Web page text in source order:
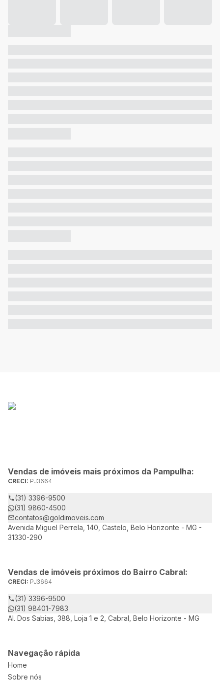
Vendas de imóveis mais próximos da Pampulha:
CRECI: PJ3664
(31) 3396-9500
(31) 9860-4500
contatos@goldimoveis.com
Avenida Miguel Perrela, 140, Castelo, Belo Horizonte - MG -
31330-290
Vendas de imóveis próximos do Bairro Cabral:
CRECI: PJ3664
(31) 3396-9500
(31) 98401-7983
Al. Dos Sabias, 388, Loja 1 e 2, Cabral, Belo Horizonte - MG
Navegação rápida
Home
Sobre nós